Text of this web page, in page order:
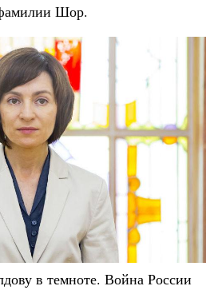
Шор.
в темноте. Война России